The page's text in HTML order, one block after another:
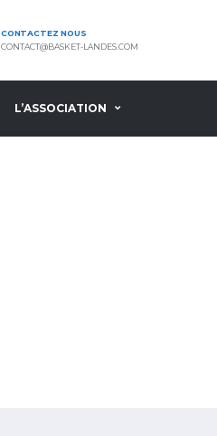
CONTACTEZ NOUS
CONTACT@BASKET-LANDES.COM
L’ASSOCIATION